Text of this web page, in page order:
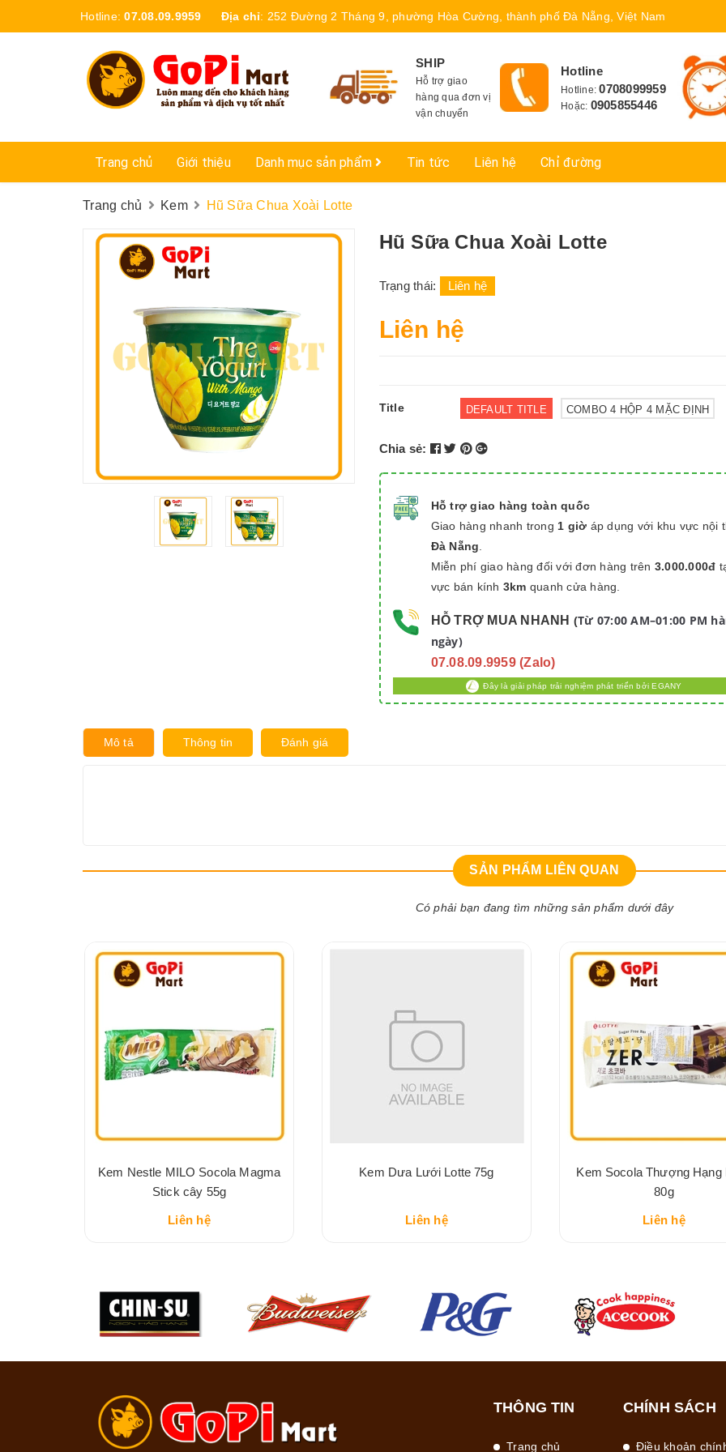
Hotline:07.08.09.9959 Địa chỉ: 252 Đường 2 Tháng 9, phường Hòa Cường, thành phố Đà Nẵng, Việt Nam
SHIP
Hỗ trợ giao
hàng qua đơn vị
vận chuyển
Hotline
Hotline:0708099959
Hoặc: 0905855446
Trang chủ Giới thiệu Danh mục sản phẩm Tin tức Liên hệ Chỉ đường
Trang chủ Kem Hũ Sữa Chua Xoài Lotte
Hũ Sữa Chua Xoài Lotte
Trạng thái: Liên hệ
Liên hệ
Title DEFAULT TITLE COMBO 4 HỘP 4 MẶC ĐỊNH
Chia sẻ:
Hỗ trợ giao hàng toàn quốc
Giao hàng nhanh trong 1 giờ áp dụng với khu vực nội
Đà Nẵng
Miễn phí giao hàng đối với đơn hàng trên 3.000.000đ
vực bán kính 3km quanh cửa hàng.
HỖ TRỢ MUA NHANH (Từ 07:00 AM–01:00 PM
ngày)
07.08.09.9959 (Zalo)
Đây là giải pháp trải nghiệm phát triển bởi EGANY
Mô tả Thông tin Đánh giá
SẢN PHẨM LIÊN QUAN
Có phải bạn đang tìm những sản phẩm dưới đây
Kem Nestle MILO Socola Magma
Stick cây 55g
Liên hệ
Kem Dưa Lưới Lotte 75g
Liên hệ
Kem Socola Thượng Hạng
80g
Liên hệ
THÔNG TIN
Trang chủ
CHÍNH SÁCH
Điều khoản